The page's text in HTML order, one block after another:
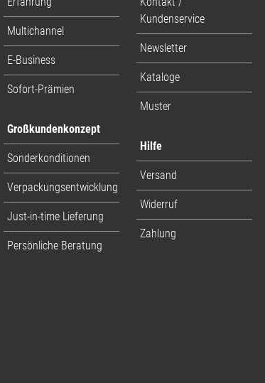
Multichannel
E-Business
Sofort-Prämien
Großkundenkonzept
Sonderkonditionen
Verpackungsentwicklung
Just-in-time Lieferung
Persönliche Beratung
Kundenservice
Newsletter
Kataloge
Muster
Hilfe
Versand
Widerruf
Zahlung